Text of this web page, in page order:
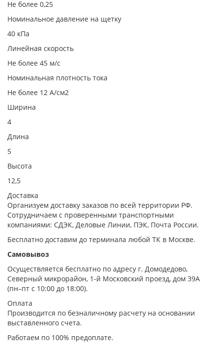
Не более 0,25
Номинальное давление на щетку
40 кПа
Линейная скорость
Не более 45 м/с
Номинальная плотность тока
Не более 12 А/см2
Ширина
4
Длина
5
Высота
12,5
Доставка
Организуем доставку заказов по всей территории РФ.
Сотрудничаем с проверенными транспортными
компаниями: СДЭК, Деловые Линии, ПЭК, Почта России.
Бесплатно доставим до терминала любой ТК в Москве.
Самовывоз
Осуществляется бесплатно по адресу г. Домодедово,
Северный микрорайон, 1-й Московский проезд, дом 39А
(пн–пт с 10:00 до 18:00).
Оплата
Производится по безналичному расчету на основании
выставленного счета.
Работаем по 100% предоплате.